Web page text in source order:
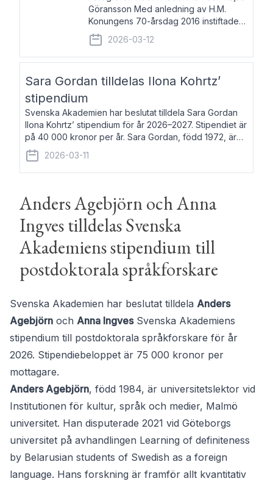
Göransson Med anledning av H.M.
Konungens 70-årsdag 2016 instiftade
fem av de kungliga akademierna det så
kallade Bernadotteprogrammet med
syfte att genom stipendier erbjuda stöd
2026-03-12
Sara Gordan tilldelas Ilona Kohrtz’
stipendium
Svenska Akademien har beslutat tilldela Sara Gordan
Ilona Kohrtz’ stipendium för år 2026–2027. Stipendiet är
på 40 000 kronor per år. Sara Gordan, född 1972, är
författare och översättare. Hon debuterade 2006 med
det prosalyriska verket En
2026-03-11
Anders Agebjörn och Anna
Ingves tilldelas Svenska
Akademiens stipendium till
postdoktorala språkforskare
Svenska Akademien har beslutat tilldela Anders
Agebjörn och Anna IngvesSvenska Akademiens
stipendium till postdoktorala språkforskare för år
2026. Stipendiebeloppet är 75 000 kronor per
mottagare.
Anders Agebjörn, född 1984, är universitetslektor vid
Institutionen för kultur, språk och medier, Malmö
universitet. Han disputerade 2021 vid Göteborgs
universitet på avhandlingen Learning of definiteness
by Belarusian students of Swedish as a foreign
language. Hans forskning är framför allt kvantitativ